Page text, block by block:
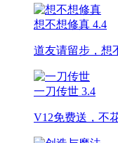
想不想修真 4.4
道友请留步，想
一刀传世 3.4
V12免费送，不